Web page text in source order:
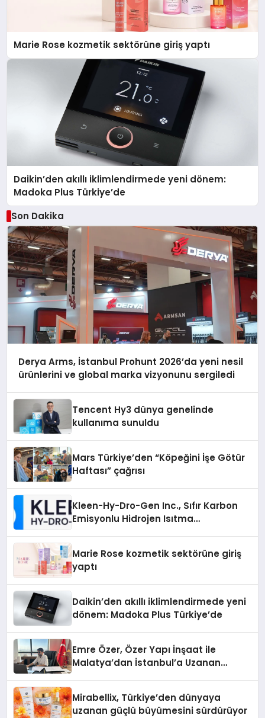
Marie Rose kozmetik sektörüne giriş yaptı
Daikin’den akıllı iklimlendirmede yeni dönem:
Madoka Plus Türkiye’de
Son Dakika
Derya Arms, İstanbul Prohunt 2026’da yeni nesil
ürünlerini ve global marka vizyonunu sergiledi
Tencent Hy3 dünya genelinde
kullanıma sunuldu
Mars Türkiye’den “Köpeğini İşe Götür
Haftası” çağrısı
Kleen-Hy-Dro-Gen Inc., Sıfır Karbon
Emisyonlu Hidrojen Isıtma
Marie Rose kozmetik sektörüne giriş
yaptı
Daikin’den akıllı iklimlendirmede yeni
dönem: Madoka Plus Türkiye’de
Emre Özer, Özer Yapı İnşaat ile
Malatya’dan İstanbul’a Uzanan
Mirabellix, Türkiye’den dünyaya
uzanan güçlü büyümesini sürdürüyor